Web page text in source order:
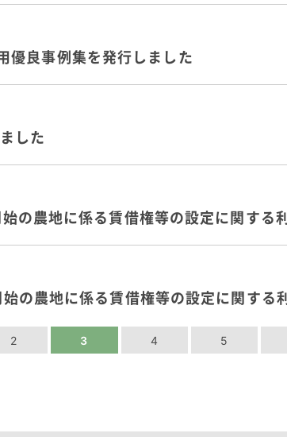
良事例集を発行しました
した
の農地に係る賃借権等の設定に関する
の農地に係る賃借権等の設定に関する
2 3 4 5